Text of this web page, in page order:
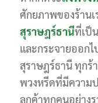
ศักยภาพของร้านเ
สุราษฎร์ธานีที่เป็
และกระจายออก
สุราษฎร์ธานี ทุกร้
พวงหรีดที่มีความ
ลูกค้าทุกคนอย่าง